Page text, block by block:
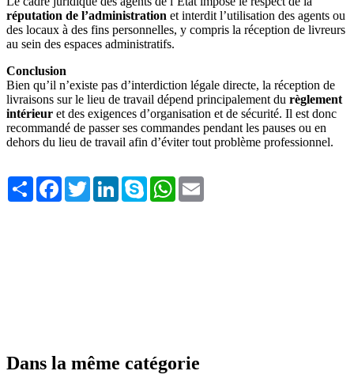
réputation de l’administration et interdit l’utilisation des agents ou
des locaux à des fins personnelles, y compris la réception de livreurs
au sein des espaces administratifs.
Conclusion
Bien qu’il n’existe pas d’interdiction légale directe, la réception de
livraisons sur le lieu de travail dépend principalement du règlement
intérieur et des exigences d’organisation et de sécurité. Il est donc
recommandé de passer ses commandes pendant les pauses ou en
dehors du lieu de travail afin d’éviter tout problème professionnel.
Share FacebookTwitterLinkedInSkype WhatsApp
Dans la même catégorie